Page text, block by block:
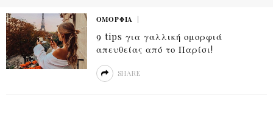
ΟΜΟΡΦΙΆ
9 tips για γαλλική ομορφιά
απευθείας από το Παρίσι!
SHARE